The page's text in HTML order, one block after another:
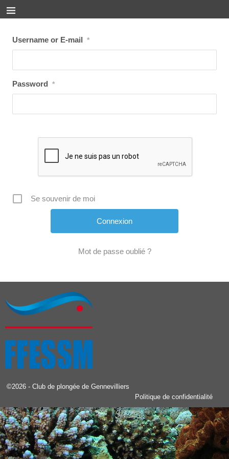
Username or E-mail *
Password *
Se souvenir de moi
Mot de passe oublié ?
©2026 - Club de plongée de Gennevilliers
Politique de confidentialité